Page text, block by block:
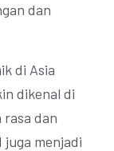
dan
di Asia
dikenal di
dan
juga menjadi